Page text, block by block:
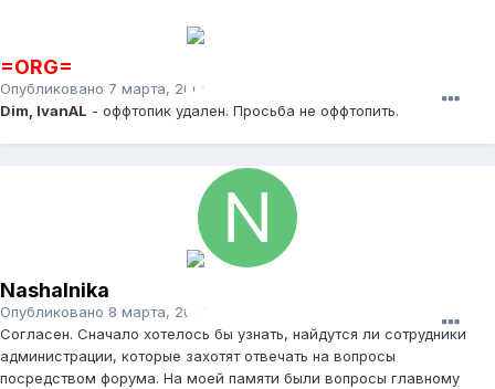
=ORG=
Опубликовано 7 марта, 2009
Dim, IvanAL - оффтопик удален. Просьба не оффтопить.
Nashalnika
Опубликовано 8 марта, 2009
Согласен. Сначало хотелось бы узнать, найдутся ли сотрудники
администрации, которые захотят отвечать на вопросы
посредством форума. На моей памяти были вопросы главному